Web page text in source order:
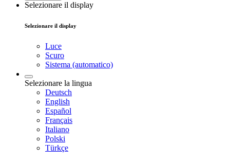
Selezionare il display
Selezionare il display
Luce
Scuro
Sistema (automatico)
Selezionare la lingua
Deutsch
English
Español
Français
Italiano
Polski
Türkçe